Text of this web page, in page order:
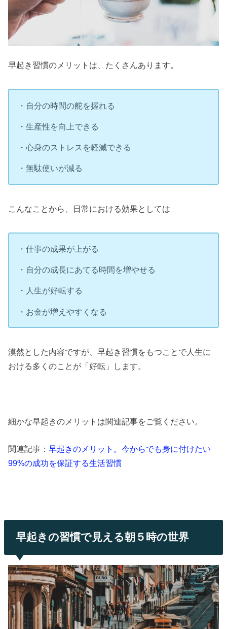
早起き習慣のメリットは、たくさんあります。
・自分の時間の舵を握れる
・生産性を向上できる
・心身のストレスを軽減できる
・無駄使いが減る
こんなことから、日常における効果としては
・仕事の成果が上がる
・自分の成長にあてる時間を増やせる
・人生が好転する
・お金が増えやすくなる
漠然とした内容ですが、早起き習慣をもつことで人生に
おける多くのことが「好転」します。
細かな早起きのメリットは関連記事をご覧ください。
関連記事：早起きのメリット。今からでも身に付けたい
99%の成功を保証する生活習慣
早起きの習慣で見える朝５時の世界